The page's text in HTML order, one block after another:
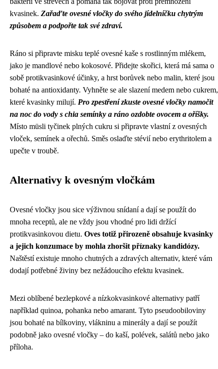
kvasinek. Zařaďte ovesné vločky do svého jídelníčku chytrým
způsobem a podpořte tak své zdraví.
Ráno si připravte misku teplé ovesné kaše s rostlinným mlékem,
jako je mandlové nebo kokosové. Přidejte skořici, která má sama o
sobě protikvasinkové účinky, a hrst borůvek nebo malin, které jsou
bohaté na antioxidanty. Vyhněte se ale slazení medem nebo cukrem,
které kvasinky milují. Pro zpestření zkuste ovesné vločky namočit
na noc do vody s chia semínky a ráno ozdobte ovocem a oříšky.
Místo müsli tyčinek plných cukru si připravte vlastní z ovesných
vloček, semínek a ořechů. Směs oslaďte stévií nebo erythritolem a
upečte v troubě.
Alternativy k ovesným vločkám
Ovesné vločky jsou sice výživnou snídaní a dají se použít do
mnoha receptů, ale ne vždy jsou vhodné pro lidi držící
protikvasinkovou dietu. Oves totiž přirozeně obsahuje kvasinky
a jejich konzumace by mohla zhoršit příznaky kandidózy.
Naštěstí existuje mnoho chutných a zdravých alternativ, které vám
dodají potřebné živiny bez nežádoucího efektu kvasinek.
Mezi oblíbené bezlepkové a nízkokvasinkové alternativy patří
například quinoa, pohanka nebo amarant. Tyto pseudoobiloviny
jsou bohaté na bílkoviny, vlákninu a minerály a dají se použít
podobně jako ovesné vločky – do kaší, polévek, salátů nebo jako
příloha.